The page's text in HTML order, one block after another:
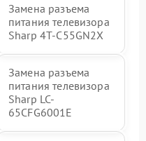
Замена разъема
питания телевизора
Sharp 4T-C55GN2X
Замена разъема
питания телевизора
Sharp LC-
65CFG6001E